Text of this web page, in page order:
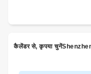
कैलेंडर से, कृपया